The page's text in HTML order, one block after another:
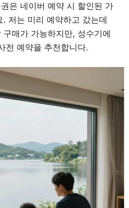
은 네이버 예약 시 할인된 가
저는 미리 예약하고 갔는데
매가 가능하지만, 성수기에
전 예약을 추천합니다.